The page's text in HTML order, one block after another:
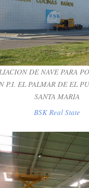
AMPLIACION DE NAVE
EN P.I. EL
EL PUERTO DE SANTA
BSK Real State
DE NAVE PARA
P.I. EL PALMAR DE EL
SANTA MARIA
BSK Real State